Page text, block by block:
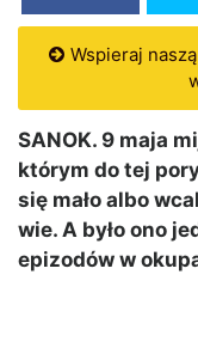
Wspieraj
SANOK. 9 maja
którym do tej
się mało albo
wie. A było ono
epizodów w